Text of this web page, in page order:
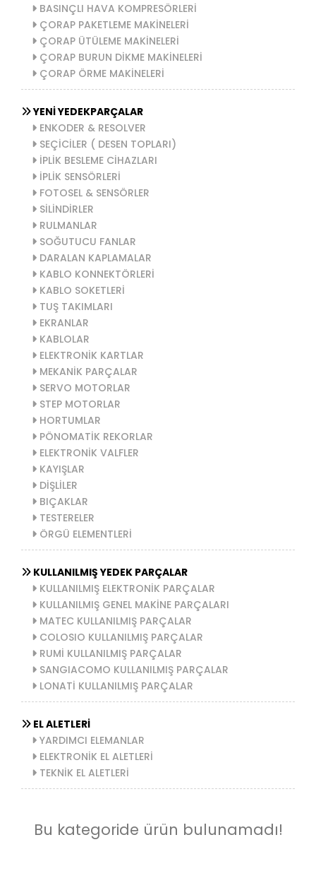
BASINÇLI HAVA KOMPRESÖRLERİ
ÇORAP PAKETLEME MAKİNELERİ
ÇORAP ÜTÜLEME MAKİNELERİ
ÇORAP BURUN DİKME MAKİNELERİ
ÇORAP ÖRME MAKİNELERİ
YENİ YEDEKPARÇALAR
ENKODER & RESOLVER
SEÇİCİLER ( DESEN TOPLARI)
İPLİK BESLEME CİHAZLARI
İPLİK SENSÖRLERİ
FOTOSEL & SENSÖRLER
SİLİNDİRLER
RULMANLAR
SOĞUTUCU FANLAR
DARALAN KAPLAMALAR
KABLO KONNEKTÖRLERİ
KABLO SOKETLERİ
TUŞ TAKIMLARI
EKRANLAR
KABLOLAR
ELEKTRONİK KARTLAR
MEKANİK PARÇALAR
SERVO MOTORLAR
STEP MOTORLAR
HORTUMLAR
PÖNOMATİK REKORLAR
ELEKTRONİK VALFLER
KAYIŞLAR
DİŞLİLER
BIÇAKLAR
TESTERELER
ÖRGÜ ELEMENTLERİ
KULLANILMIŞ YEDEK PARÇALAR
KULLANILMIŞ ELEKTRONİK PARÇALAR
KULLANILMIŞ GENEL MAKİNE PARÇALARI
MATEC KULLANILMIŞ PARÇALAR
COLOSIO KULLANILMIŞ PARÇALAR
RUMİ KULLANILMIŞ PARÇALAR
SANGIACOMO KULLANILMIŞ PARÇALAR
LONATİ KULLANILMIŞ PARÇALAR
EL ALETLERİ
YARDIMCI ELEMANLAR
ELEKTRONİK EL ALETLERİ
TEKNİK EL ALETLERİ
Bu kategoride ürün bulunamadı!